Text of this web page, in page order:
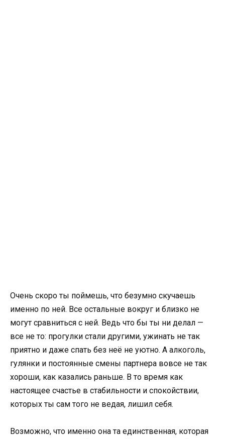
Очень скоро ты поймешь, что безумно скучаешь
именно по ней. Все остальные вокруг и близко не
могут сравниться с ней. Ведь что бы ты ни делал —
все не то: прогулки стали другими, ужинать не так
приятно и даже спать без неё не уютно. А алкоголь,
гулянки и постоянные смены партнера вовсе не так
хороши, как казались раньше. В то время как
настоящее счастье в стабильности и спокойствии,
которых ты сам того не ведая, лишил себя.
Возможно, что именно она та единственная, которая